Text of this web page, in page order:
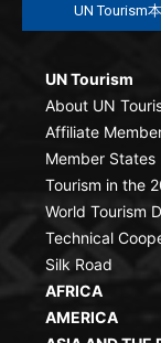
UN Tourism
UN Tourism
About UN
Affiliate
Member States
Tourism in the
World Tourism
Technical
Silk Road
AFRICA
AMERICA